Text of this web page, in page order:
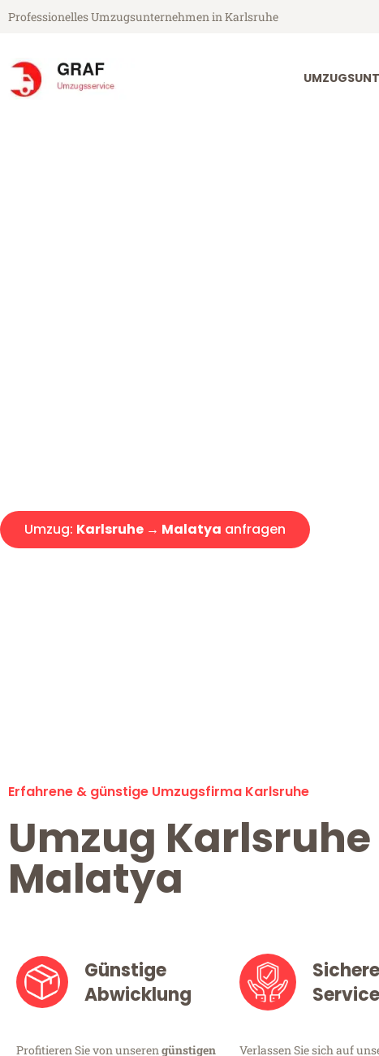
Professionelles Umzugsunternehmen in Karlsruhe
Umzug: Karlsruhe → Malatya anfragen
Erfahrene & günstige Umzugsfirma Karlsruhe
Umzug Karlsruhe
Malatya
Günstige
Abwicklung
Profitieren Sie von unserengünstigen
Service
Verlassen Sie sich auf